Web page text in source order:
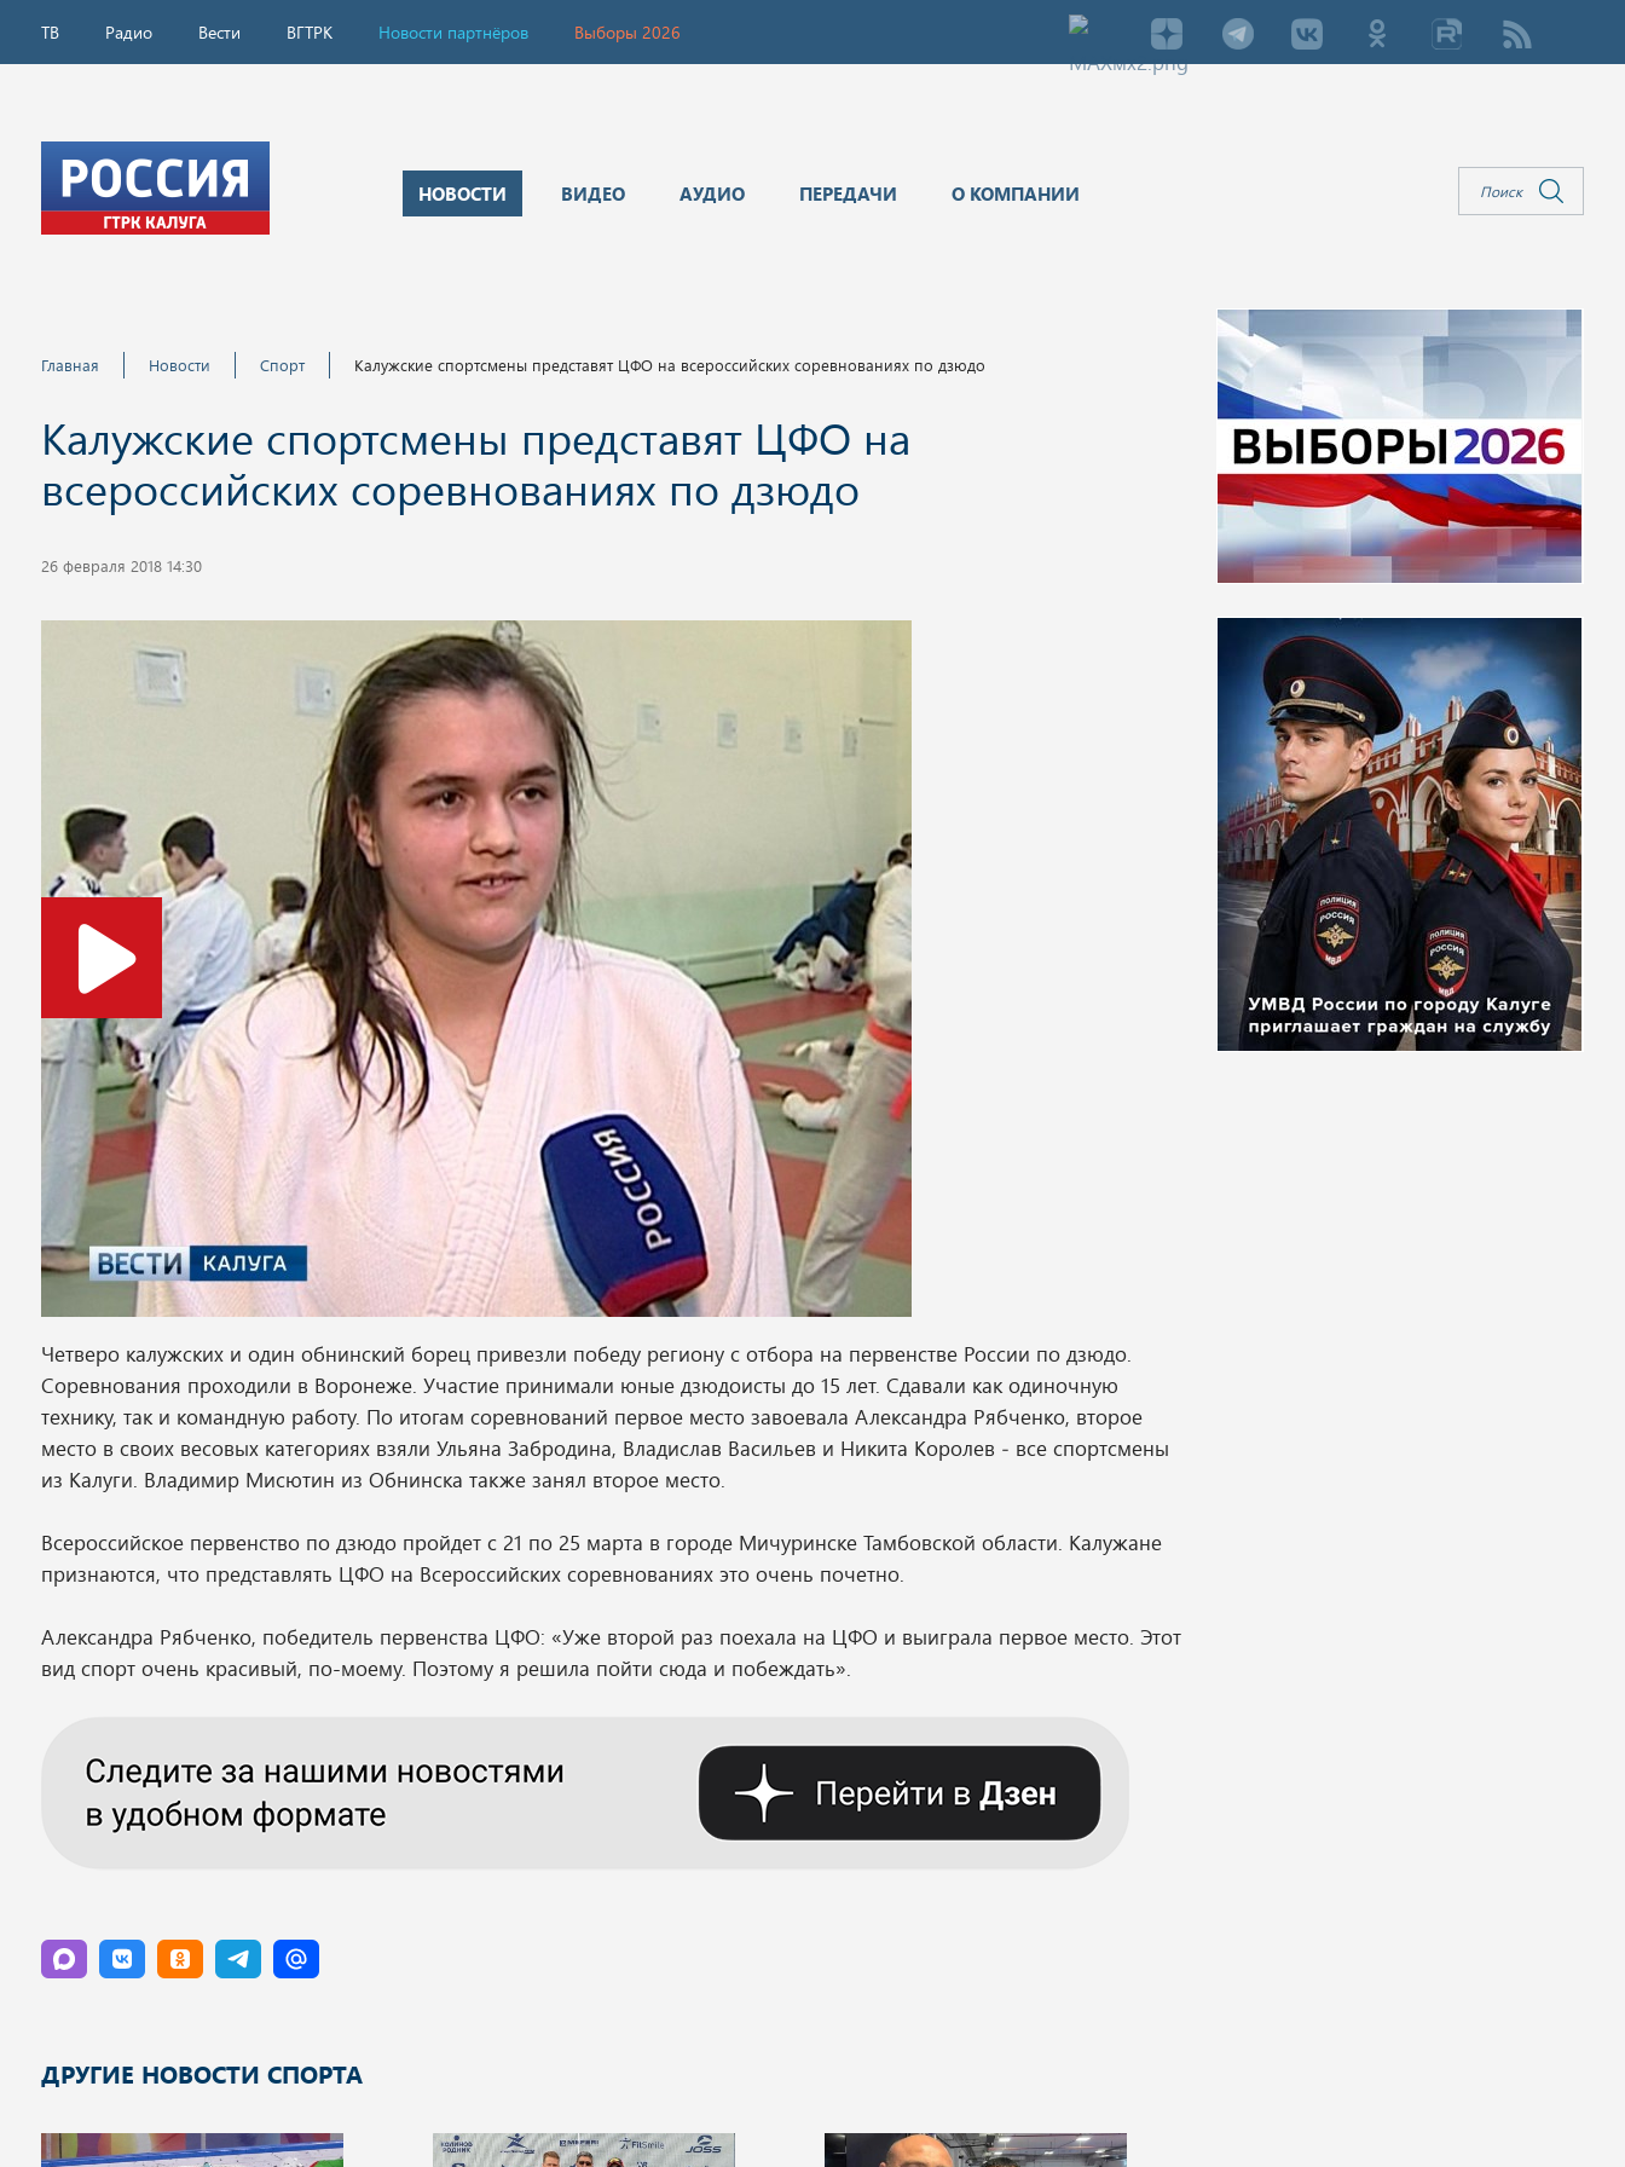
ТВ Радио Вести ВГТРК Новости партнёров Выборы 2026
НОВОСТИ ВИДЕО АУДИО ПЕРЕДАЧИ О КОМПАНИИ
Главная Новости Спорт Калужские спортсмены представят ЦФО на всероссийских соревнованиях по дзюдо
Калужские спортсмены представят ЦФО на
всероссийских соревнованиях по дзюдо
26 февраля 2018 14:30
Четверо калужских и один обнинский борец привезли победу региону с отбора на первенстве России по дзюдо.
Соревнования проходили в Воронеже. Участие принимали юные дзюдоисты до 15 лет. Сдавали как одиночную
технику, так и командную работу. По итогам соревнований первое место завоевала Александра Рябченко, второе
место в своих весовых категориях взяли Ульяна Забродина, Владислав Васильев и Никита Королев ‒ все спортсмены
из Калуги. Владимир Мисютин из Обнинска также занял второе место.
Всероссийское первенство по дзюдо пройдет с 21 по 25 марта в городе Мичуринске Тамбовской области. Калужане
признаются, что представлять ЦФО на Всероссийских соревнованиях это очень почетно.
Александра Рябченко, победитель первенства ЦФО: «Уже второй раз поехала на ЦФО и выиграла первое место. Этот
вид спорт очень красивый, по-моему. Поэтому я решила пойти сюда и побеждать».
ДРУГИЕ НОВОСТИ СПОРТА